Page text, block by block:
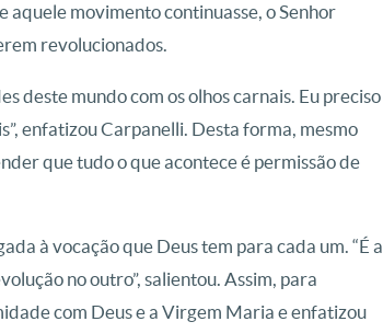
aquele movimento continuasse, o Senhor
revolucionados.
deste mundo com os olhos carnais. Eu preciso
enfatizou Carpanelli. Desta forma, mesmo
que tudo o que acontece é permissão de
à vocação que Deus tem para cada um. “É a
no outro”, salientou. Assim, para
com Deus e a Virgem Maria e enfatizou